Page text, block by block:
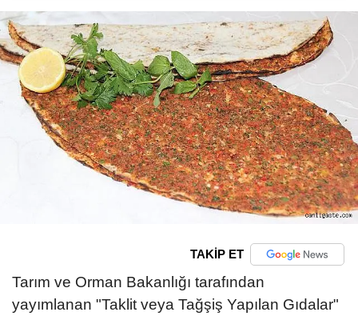
TAKİP ET
Tarım ve Orman Bakanlığı tarafından
yayımlanan "Taklit veya Tağşiş Yapılan Gıdalar"